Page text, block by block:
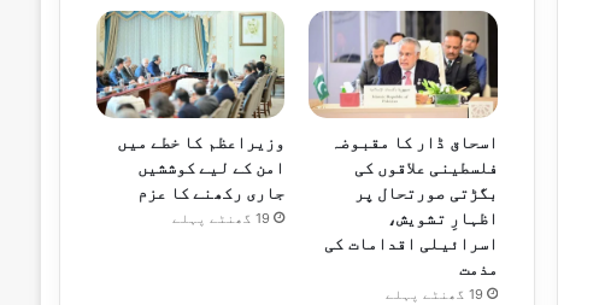
اسحاق ڈار کا مقبوضہ
فلسطینی علاقوں کی
بگڑتی صورتحال پر
اظہارِ تشویش،
اسرائیلی اقدامات کی
مذمت
19 گھنٹے پہلے
وزیراعظم کا خطے میں
امن کے لیے کوششیں
جاری رکھنے کا عزم
19 گھنٹے پہلے